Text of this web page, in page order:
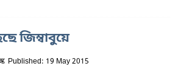
জিম্বাবুয়ে
Published: 19 May 2015